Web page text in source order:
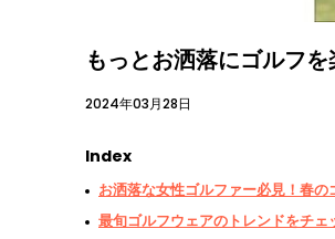
もっとお洒落にゴルフ
2024年03月28日
Index
お洒落な女性ゴルファー必見！春
最旬ゴルフウェアのトレンドをチェ